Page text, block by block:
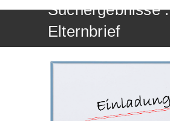
Suchergebnisse :
Elternbrief